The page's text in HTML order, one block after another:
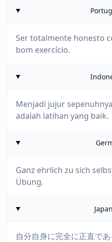
Ser totalmente honesto
bom exercício.
Menjadi jujur
adalah latihan yang baik.
Ganz ehrlich zu sich
Übung.
自分自身に完全に正直で